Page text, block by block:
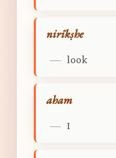
nirīkṣhe
— look
aham
— I